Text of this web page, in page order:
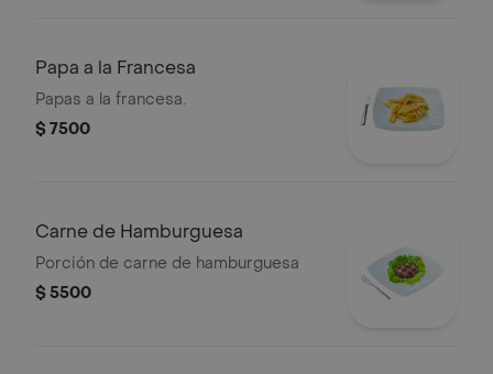
Papa a la Francesa
Papas a la francesa.
$ 7500
Carne de Hamburguesa
Porción de carne de hamburguesa
$ 5500